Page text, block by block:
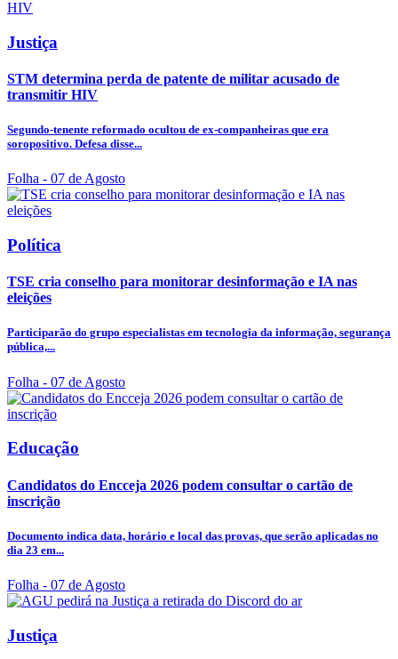
Justiça
STM determina perda de patente de militar acusado de
transmitir HIV
Segundo-tenente reformado ocultou de ex-companheiras que era
soropositivo. Defesa disse...
Folha - 07 de Agosto
Política
TSE cria conselho para monitorar desinformação e IA nas
eleições
Participarão do grupo especialistas em tecnologia da informação, segurança
pública,...
Folha - 07 de Agosto
Educação
Candidatos do Encceja 2026 podem consultar o cartão de
inscrição
Documento indica data, horário e local das provas, que serão aplicadas no
dia 23 em...
Folha - 07 de Agosto
Justiça